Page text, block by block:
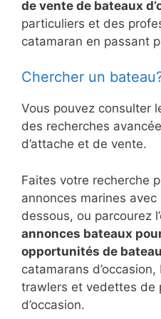
de vente de bateaux
particuliers et des
catamaran en passant
Chercher un
Vous pouvez consulter
des recherches
d’attache et de vente.
Faites votre recherche
annonces marines
dessous, ou parcourez
annonces bateaux
opportunités de
catamarans
trawlers et vedettes de
d’occasion.